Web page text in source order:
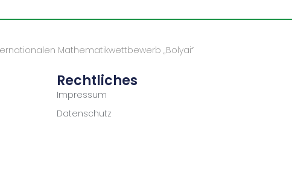
Mathematikwettbewerb „Bolyai“
Rechtliches
Impressum
Datenschutz